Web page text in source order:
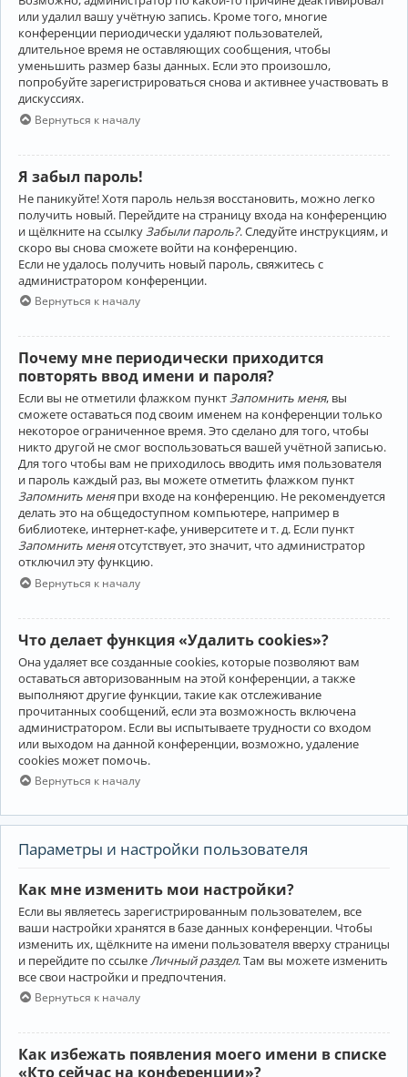
или удалил вашу учётную запись. Кроме того, многие
конференции периодически удаляют пользователей,
длительное время не оставляющих сообщения, чтобы
уменьшить размер базы данных. Если это произошло,
попробуйте зарегистрироваться снова и активнее участвовать в
дискуссиях.
Вернуться к началу
Я забыл пароль!
Не паникуйте! Хотя пароль нельзя восстановить, можно легко
получить новый. Перейдите на страницу входа на конференцию
и щёлкните на ссылку Забыли пароль?. Следуйте инструкциям, и
скоро вы снова сможете войти на конференцию.
Если не удалось получить новый пароль, свяжитесь с
администратором конференции.
Вернуться к началу
Почему мне периодически приходится
повторять ввод имени и пароля?
Если вы не отметили флажком пунктЗапомнить меня, вы
сможете оставаться под своим именем на конференции только
некоторое ограниченное время. Это сделано для того, чтобы
никто другой не смог воспользоваться вашей учётной записью.
Для того чтобы вам не приходилось вводить имя пользователя
и пароль каждый раз, вы можете отметить флажком пункт
Запомнить меняпри входе на конференцию. Не рекомендуется
делать это на общедоступном компьютере, например в
библиотеке, интернет-кафе, университете и т. д. Если пункт
Запомнить меняотсутствует, это значит, что администратор
отключил эту функцию.
Вернуться к началу
Что делает функция «Удалить cookies»?
Она удаляет все созданные cookies, которые позволяют вам
оставаться авторизованным на этой конференции, а также
выполняют другие функции, такие как отслеживание
прочитанных сообщений, если эта возможность включена
администратором. Если вы испытываете трудности со входом
или выходом на данной конференции, возможно, удаление
cookies может помочь.
Вернуться к началу
Параметры и настройки пользователя
Как мне изменить мои настройки?
Если вы являетесь зарегистрированным пользователем, все
ваши настройки хранятся в базе данных конференции. Чтобы
изменить их, щёлкните на имени пользователя вверху страницы
и перейдите по ссылке Личный раздел. Там вы можете изменить
все свои настройки и предпочтения.
Вернуться к началу
Как избежать появления моего имени в списке
«Кто сейчас на конференции»?